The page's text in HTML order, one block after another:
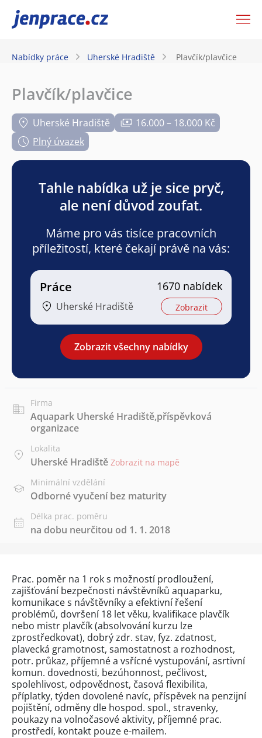
JenPráce.cz
Nabídky práce Uherské Hradiště Plavčík/plavčice
Plavčík/plavčice
Uherské Hradiště
16.000 – 18.000 Kč
Plný úvazek
Tahle nabídka už je sice pryč,
ale není důvod zoufat.
Máme pro vás tisíce pracovních
příležitostí, které čekají právě na vás:
Práce
Uherské Hradiště
1670 nabídek
Zobrazit
Zobrazit všechny nabídky
Firma
Aquapark Uherské Hradiště,příspěvková
organizace
Lokalita
Uherské Hradiště Zobrazit na mapě
Minimální vzdělání
Odborné vyučení bez maturity
Délka prac. poměru
na dobu neurčitou od 1. 1. 2018
Prac. poměr na 1 rok s možností prodloužení,
zajišťování bezpečnosti návštěvníků aquaparku,
komunikace s návštěvníky a efektivní řešení
problémů, dovršení 18 let věku, kvalifikace plavčík
nebo mistr plavčík (absolvování kurzu lze
zprostředkovat), dobrý zdr. stav, fyz. zdatnost,
plavecká gramotnost, samostatnost a rozhodnost,
potr. průkaz, příjemné a vsřícné vystupování, asrtivní
komun. dovednosti, bezúhonnost, pečlivost,
spolehlivost, odpovědnost, časová flexibilita,
příplatky, týden dovolené navíc, příspěvek na penzijní
pojištění, odměny dle hospod. spol., stravenky,
poukazy na volnočasové aktivity, příjemné prac.
prostředí, kontakt pouze e-mailem.